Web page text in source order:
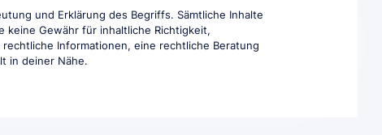
und Erklärung des Begriffs. Sämtliche Inhalte
keine Gewähr für inhaltliche Richtigkeit,
Informationen, eine rechtliche Beratung
in deiner Nähe.